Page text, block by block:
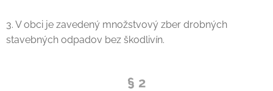
3. V obci je zavedený množstvový zber drobných
stavebných odpadov bez škodlivín.
§ 2